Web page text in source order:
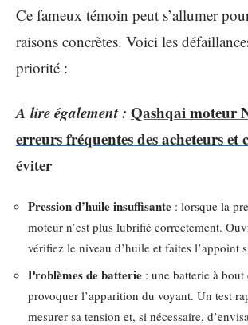
Ce fameux témoin peut s’allumer
raisons concrètes. Voici les
priorité :
A lire également : Qashqai moteur
erreurs fréquentes des acheteurs et
éviter
Pression d’huile insuffisante : lorsque la
moteur n’est plus lubrifié correctement.
vérifiez le niveau d’huile et faites l’appoint
Problèmes de batterie : une batterie à
provoquer l’apparition du voyant. Un test
mesurer sa tension et, si nécessaire,